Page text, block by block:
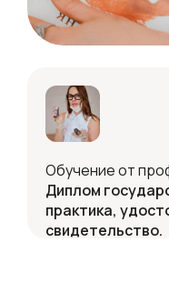
Обучение от
Диплом
практика,
свидетельство.